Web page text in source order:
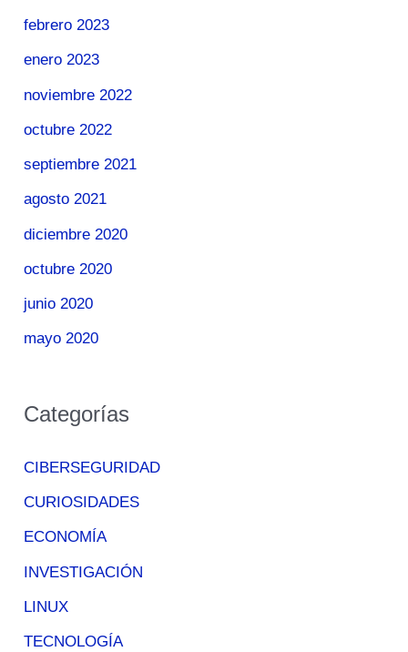
febrero 2023
enero 2023
noviembre 2022
octubre 2022
septiembre 2021
agosto 2021
diciembre 2020
octubre 2020
junio 2020
mayo 2020
Categorías
CIBERSEGURIDAD
CURIOSIDADES
ECONOMÍA
INVESTIGACIÓN
LINUX
TECNOLOGÍA